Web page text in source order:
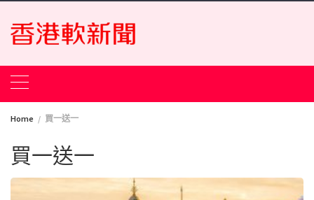
Skip
content
Home 買一送一
買一送一